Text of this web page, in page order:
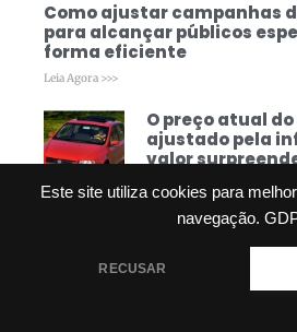
Este site utiliza cookies para
navegação.
RECUSAR
Como ajustar campanhas
para alcançar públicos
forma eficiente
Leia Agora >>>
O preço atual
ajustado pela
valor
Leia Agora >>>